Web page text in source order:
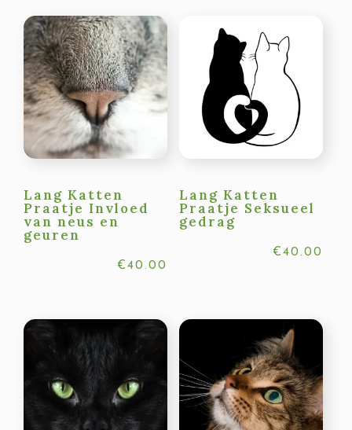
Lang Katten
Praatje Invloed
van neus en
geuren
€ 40.00
Lang Katten
Praatje Seksueel
gedrag
€ 40.00